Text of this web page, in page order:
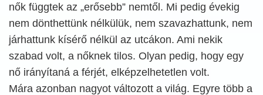
nők függtek az „erősebb” nemtől. Mi pedig évekig
nem dönthettünk nélkülük, nem szavazhattunk, nem
járhattunk kísérő nélkül az utcákon. Ami nekik
szabad volt, a nőknek tilos. Olyan pedig, hogy egy
nő irányítaná a férjét, elképzelhetetlen volt.
Mára azonban nagyot változott a világ. Egyre több a